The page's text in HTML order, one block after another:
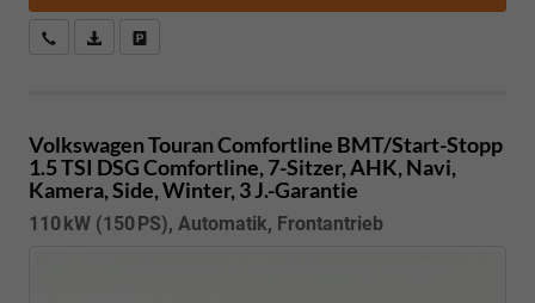
Kostenloser Rückruf-Service
PDF-Datei, Fahrzeugexposé drucken
Volkswagen TouranComfortline BMT/Start-Stopp
1.5 TSI DSG Comfortline, 7-Sitzer, AHK, Navi,
Kamera, Side, Winter, 3 J.-Garantie
110 kW (150 PS), Automatik, Frontantrieb